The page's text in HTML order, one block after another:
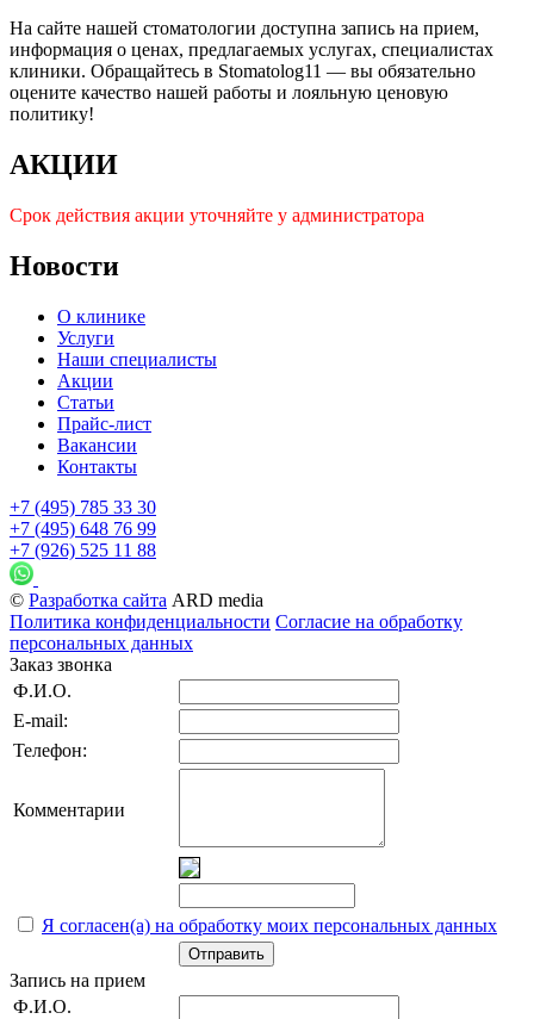
На сайте нашей стоматологии доступна запись на прием,
информация о ценах, предлагаемых услугах, специалистах
клиники. Обращайтесь в Stomatolog11 — вы обязательно
оцените качество нашей работы и лояльную ценовую
политику!
АКЦИИ
Срок действия акции уточняйте у администратора
Новости
О клинике
Услуги
Наши специалисты
Акции
Статьи
Прайс-лист
Вакансии
Контакты
+7 (495) 785 33 30
+7 (495) 648 76 99
+7 (926) 525 11 88
© Разработка сайта ARD media
Политика конфиденциальности Согласие на обработку
персональных данных
Заказ звонка
Ф.И.О.
E-mail:
Телефон:
Комментарии
Я согласен(а) на обработку моих персональных данных
Отправить
Запись на прием
Ф.И.О.